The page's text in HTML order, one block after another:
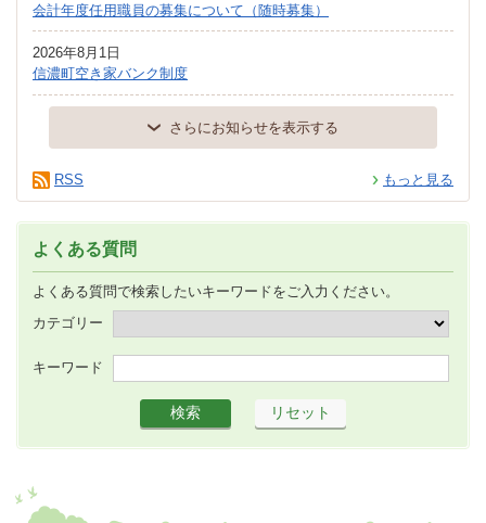
会計年度任用職員の募集について（随時募集）
2026年8月1日
信濃町空き家バンク制度
さらにお知らせを表示する
もっと見る
RSS
よくある質問
よくある質問で検索したいキーワードをご入力ください。
カテゴリー
キーワード